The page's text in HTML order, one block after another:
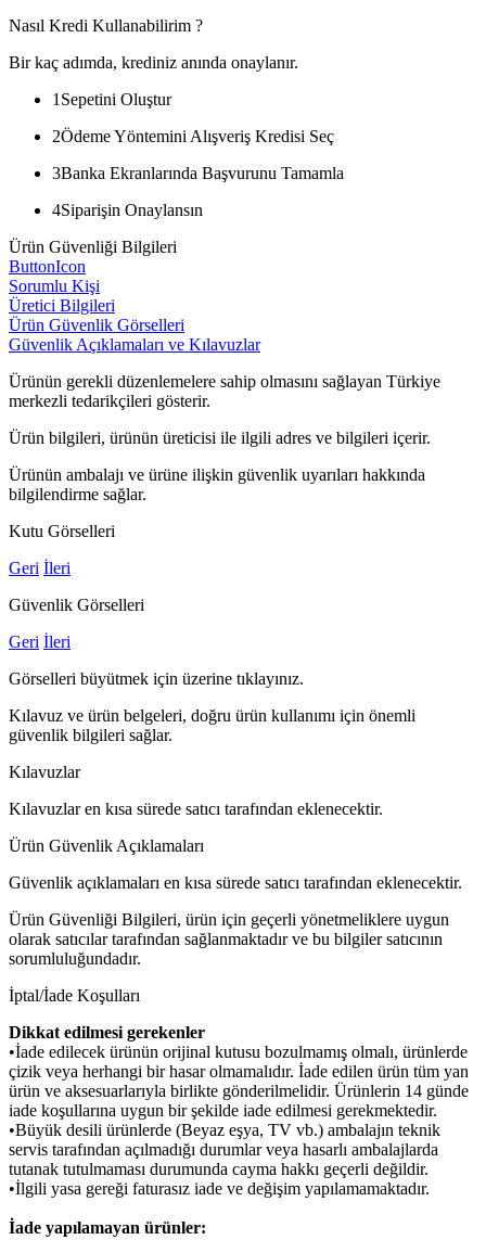
Nasıl Kredi Kullanabilirim ?
Bir kaç adımda, krediniz anında onaylanır.
1 Sepetini Oluştur
2Ödeme Yöntemini Alışveriş Kredisi Seç
3Banka Ekranlarında Başvurunu Tamamla
4Siparişin Onaylansın
Ürün Güvenliği Bilgileri
ButtonIcon
Sorumlu Kişi
Üretici Bilgileri
Ürün Güvenlik Görselleri
Güvenlik Açıklamaları ve Kılavuzlar
Ürünün gerekli düzenlemelere sahip olmasını sağlayan Türkiye
merkezli tedarikçileri gösterir.
Ürün bilgileri, ürünün üreticisi ile ilgili adres ve bilgileri içerir.
Ürünün ambalajı ve ürüne ilişkin güvenlik uyarıları hakkında
bilgilendirme sağlar.
Kutu Görselleri
Geri İleri
Güvenlik Görselleri
Geri İleri
Görselleri büyütmek için üzerine tıklayınız.
Kılavuz ve ürün belgeleri, doğru ürün kullanımı için önemli
güvenlik bilgileri sağlar.
Kılavuzlar
Kılavuzlar en kısa sürede satıcı tarafından eklenecektir.
Ürün Güvenlik Açıklamaları
Güvenlik açıklamaları en kısa sürede satıcı tarafından eklenecektir.
Ürün Güvenliği Bilgileri, ürün için geçerli yönetmeliklere uygun
olarak satıcılar tarafından sağlanmaktadır ve bu bilgiler satıcının
sorumluluğundadır.
İptal/İade Koşulları
Dikkat edilmesi gerekenler
•İade edilecek ürünün orijinal kutusu bozulmamış olmalı, ürünlerde
çizik veya herhangi bir hasar olmamalıdır. İade edilen ürün tüm yan
ürün ve aksesuarlarıyla birlikte gönderilmelidir. Ürünlerin 14 günde
iade koşullarına uygun bir şekilde iade edilmesi gerekmektedir.
•Büyük desili ürünlerde (Beyaz eşya, TV vb.) ambalajın teknik
servis tarafından açılmadığı durumlar veya hasarlı ambalajlarda
tutanak tutulmaması durumunda cayma hakkı geçerli değildir.
•İlgili yasa gereği faturasız iade ve değişim yapılamamaktadır.
İade yapılamayan ürünler: